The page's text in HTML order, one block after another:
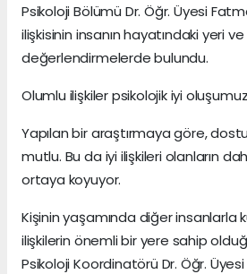
Psikoloji Bölümü Dr. Öğr. Üyesi
ilişkisinin insanın hayatındaki yeri
değerlendirmelerde bulundu.
Olumlu ilişkiler psikolojik iyi
Yapılan bir araştırmaya göre,
mutlu. Bu da iyi ilişkileri olanların
ortaya koyuyor.
Kişinin yaşamında diğer insanlarla
ilişkilerin önemli bir yere sahip
Psikoloji Koordinatörü Dr. Öğr.